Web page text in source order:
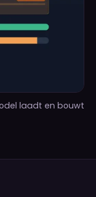
laadt en bouwt